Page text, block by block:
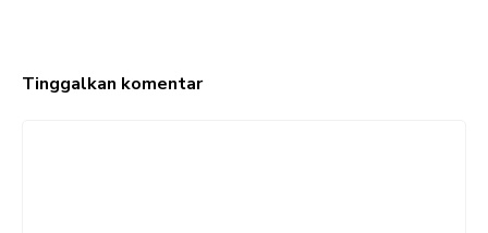
Tinggalkan komentar